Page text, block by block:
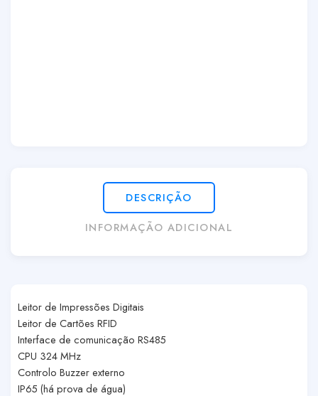
DESCRIÇÃO
INFORMAÇÃO ADICIONAL
Leitor de Impressões Digitais
Leitor de Cartões RFID
Interface de comunicação RS485
CPU 324 MHz
Controlo Buzzer externo
IP65 (há prova de água)